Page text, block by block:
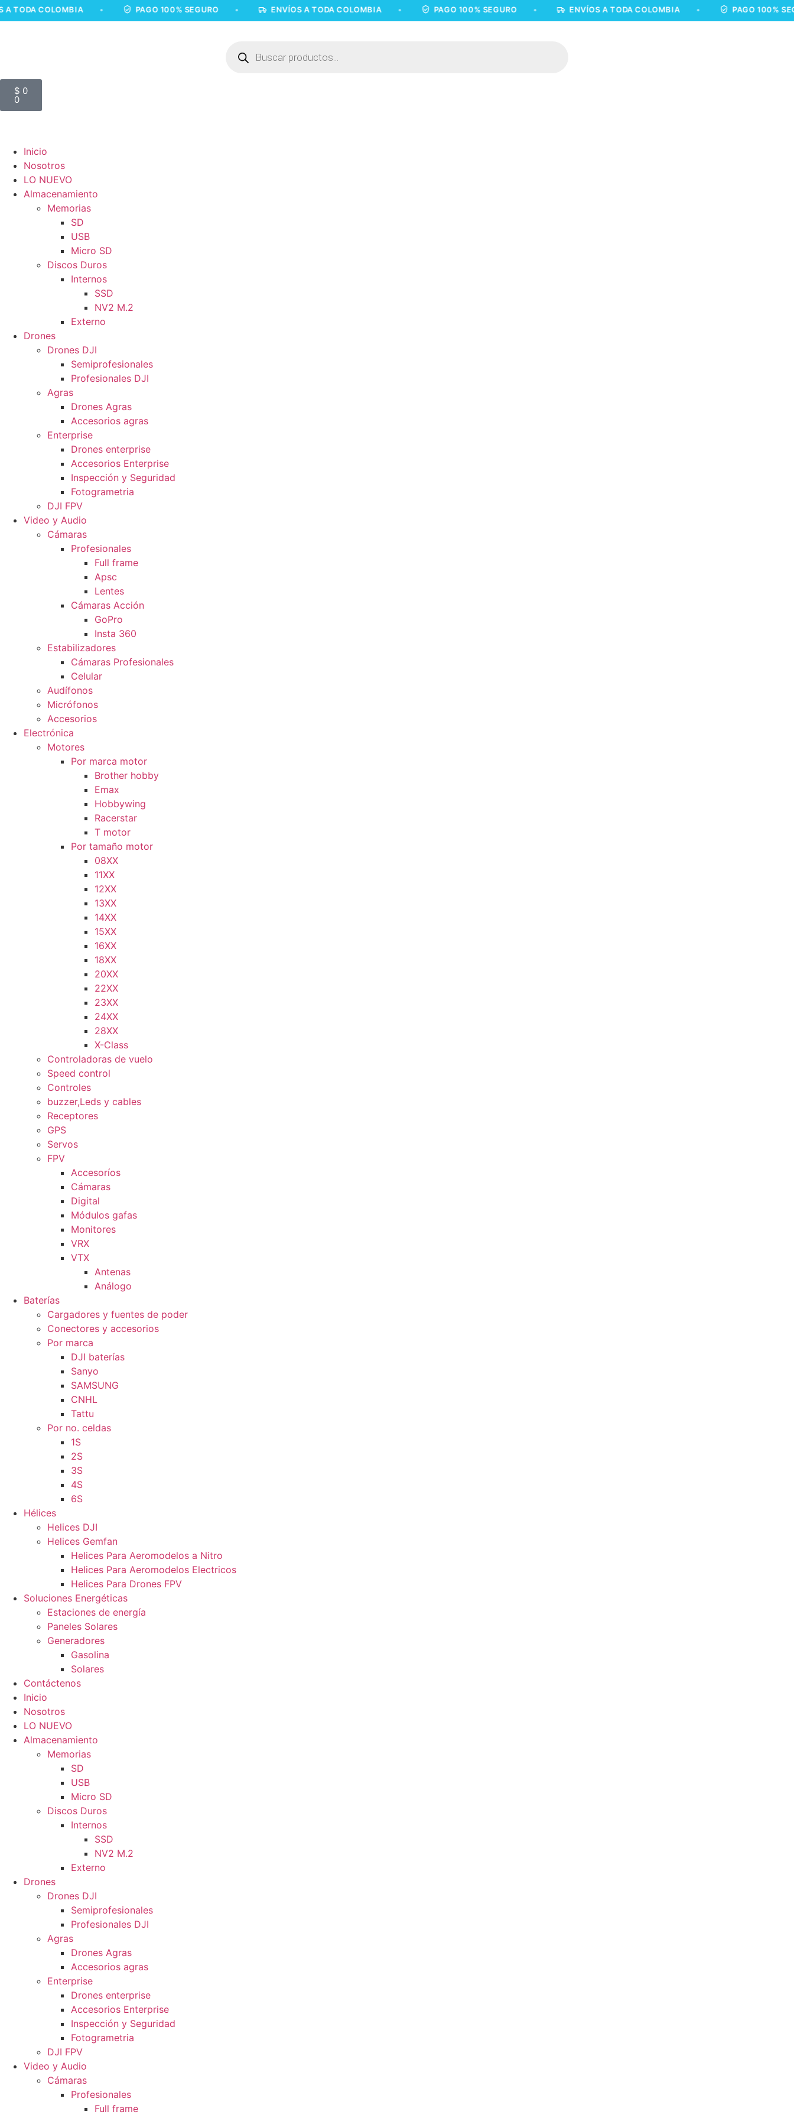
COLOMBIA • PAGO 100% SEGURO • ENVÍOS A TODA COLOMBIA • PAGO 100% SEGURO • ENVÍOS A TODA COLOMBIA • PAGO 100% SEGURO
$ 0
0
Inicio
Nosotros
LO NUEVO
Almacenamiento
Memorias
SD
USB
Micro SD
Discos Duros
Internos
SSD
NV2 M.2
Externo
Drones
Drones DJI
Semiprofesionales
Profesionales DJI
Agras
Drones Agras
Accesorios agras
Enterprise
Drones enterprise
Accesorios Enterprise
Inspección y Seguridad
Fotogrametria
DJI FPV
Video y Audio
Cámaras
Profesionales
Full frame
Apsc
Lentes
Cámaras Acción
GoPro
Insta 360
Estabilizadores
Cámaras Profesionales
Celular
Audífonos
Micrófonos
Accesorios
Electrónica
Motores
Por marca motor
Brother hobby
Emax
Hobbywing
Racerstar
T motor
Por tamaño motor
08XX
11XX
12XX
13XX
14XX
15XX
16XX
18XX
20XX
22XX
23XX
24XX
28XX
X-Class
Controladoras de vuelo
Speed control
Controles
buzzer,Leds y cables
Receptores
GPS
Servos
FPV
Accesoríos
Cámaras
Digital
Módulos gafas
Monitores
VRX
VTX
Antenas
Análogo
Baterías
Cargadores y fuentes de poder
Conectores y accesorios
Por marca
DJI baterías
Sanyo
SAMSUNG
CNHL
Tattu
Por no. celdas
1S
2S
3S
4S
6S
Hélices
Helices DJI
Helices Gemfan
Helices Para Aeromodelos a Nitro
Helices Para Aeromodelos Electricos
Helices Para Drones FPV
Soluciones Energéticas
Estaciones de energía
Paneles Solares
Generadores
Gasolina
Solares
Contáctenos
Inicio
Nosotros
LO NUEVO
Almacenamiento
Memorias
SD
USB
Micro SD
Discos Duros
Internos
SSD
NV2 M.2
Externo
Drones
Drones DJI
Semiprofesionales
Profesionales DJI
Agras
Drones Agras
Accesorios agras
Enterprise
Drones enterprise
Accesorios Enterprise
Inspección y Seguridad
Fotogrametria
DJI FPV
Video y Audio
Cámaras
Profesionales
Full frame